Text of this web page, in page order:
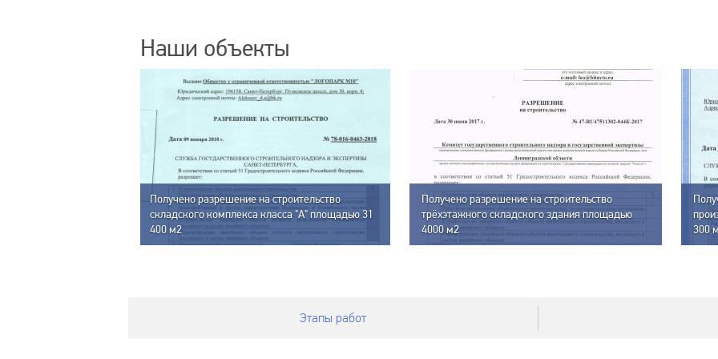
Наши объекты
Получено разрешение на строительство
складского комплекса класса "А" площадью 31
400 м2
Получено разрешение на строительство
трёхэтажного складского здания площадью
4000 м2
300
Этапы работ